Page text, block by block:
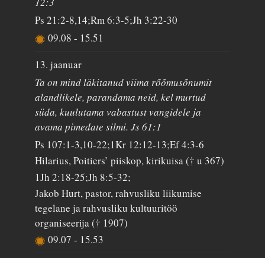
Ps 21:2-8,14;Rm 6:3-5;Jh 3:22-30
09.08- 15.51
13. jaanuar
Ta on mind läkitanud viima rõõmusõnumit
alandlikele, parandama neid, kel murtud
süda, kuulutama vabastust vangidele ja
avama pimedate silmi. Js 61:1
Ps 107:1-3,10-22;1Kr 12:12-13;Ef 4:3-6
Hilarius, Poitiers’ piiskop, kirikuisa († u 367)
1Jh 2:18-25;Jh 8:5-32;
Jakob Hurt, pastor, rahvusliku liikumise
tegelane ja rahvusliku kultuuritöö
organiseerija († 1907)
09.07- 15.53